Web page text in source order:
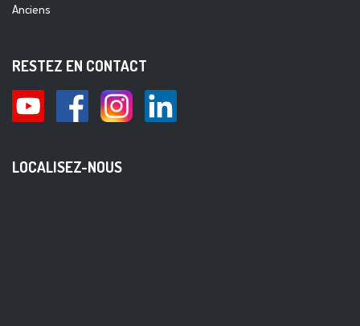
Anciens
RESTEZ EN CONTACT
LOCALISEZ-NOUS